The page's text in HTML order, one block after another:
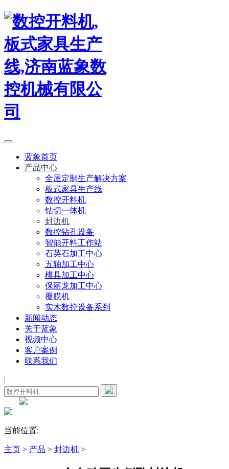
蓝象首页
产品中心
全屋定制生产解决方案
板式家具生产线
数控开料机
钻切一体机
封边机
数控钻孔设备
智能开料工作站
石英石加工中心
五轴加工中心
模具加工中心
保丽龙加工中心
覆膜机
实木数控设备系列
新闻动态
关于蓝象
视频中心
客户案例
联系我们
|
当前位置:
主页 > 产品 > 封边机 >